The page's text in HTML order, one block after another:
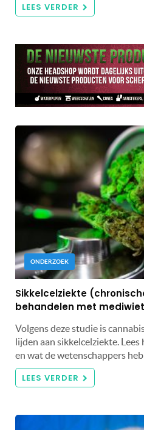
LEES VERDER
ONDERZOEK
Sikkelcelziekte
behandelen met mediwiet
Volgens deze studie is
lijden aan sikkelcelziekte.
en wat de wetenschappers
LEES VERDER